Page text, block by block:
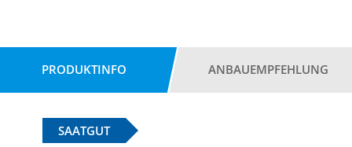
PRODUKTINFO ANBAUEMPFEHLUNG
SAATGUT